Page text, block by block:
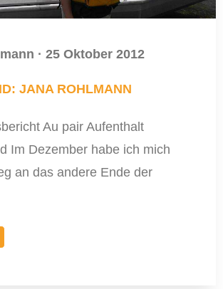
· 25 Oktober 2012
JANA ROHLMANN
Au pair Aufenthalt
Im Dezember habe ich mich
an das andere Ende der